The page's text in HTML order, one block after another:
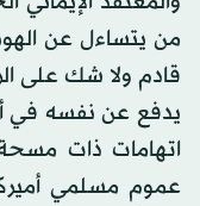
من يتساءل عن
قادم ولا شك على
يدفع عن نفسه في
اتهامات ذات
عموم مسلمي